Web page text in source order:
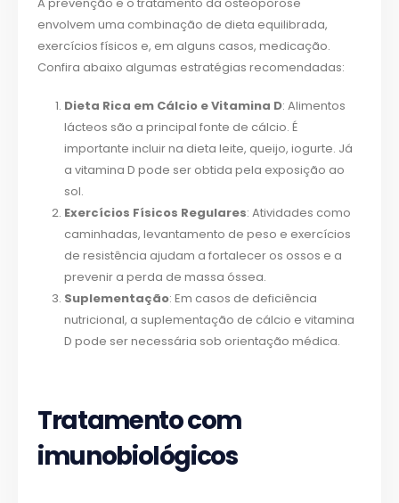
envolvem uma combinação de dieta equilibrada,
exercícios físicos e, em alguns casos, medicação.
Confira abaixo algumas estratégias recomendadas:
Dieta Rica em Cálcio e Vitamina D: Alimentos
lácteos são a principal fonte de cálcio. É
importante incluir na dieta leite, queijo, iogurte. Já
a vitamina D pode ser obtida pela exposição ao
sol.
Exercícios Físicos Regulares: Atividades como
caminhadas, levantamento de peso e exercícios
de resistência ajudam a fortalecer os ossos e a
prevenir a perda de massa óssea.
Suplementação: Em casos de deficiência
nutricional, a suplementação de cálcio e vitamina
D pode ser necessária sob orientação médica.
Tratamento com
imunobiológicos